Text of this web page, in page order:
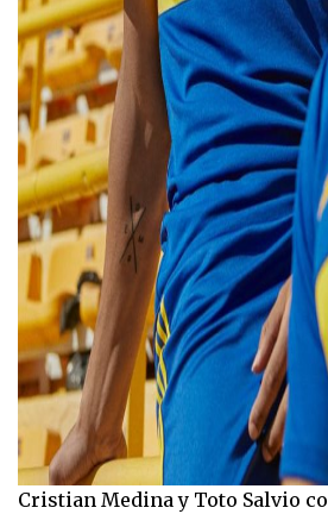
Cristian Medina y Toto Salvio